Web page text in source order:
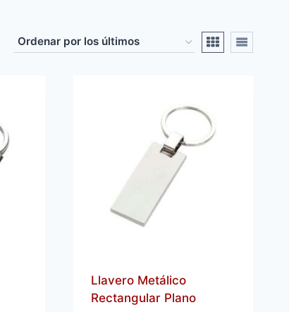
Llavero Metálico
Rectangular Plano